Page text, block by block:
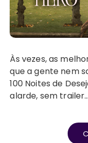
Às vezes, as melhores surpresas vêm de lugares
que a gente nem
100 Noites de
alarde, sem trailer…